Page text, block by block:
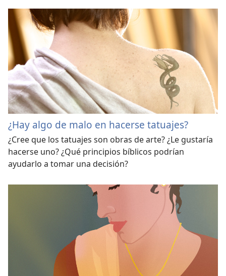
¿Hay algo de malo en hacerse tatuajes?
¿Cree que los tatuajes son obras de arte? ¿Le gustaría
hacerse uno? ¿Qué principios bíblicos podrían
ayudarlo a tomar una decisión?